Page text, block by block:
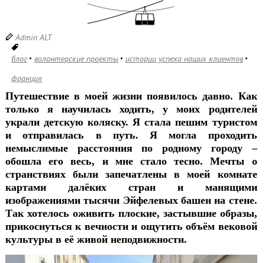
Admin ALT
блог
волонтерские проекты
истории успеха наших клиентов
франция
Путешествие в моей жизни появилось давно. Как
только я научилась ходить, у моих родителей
украли детскую коляску. Я стала пешим туристом
и отправилась в путь. Я могла проходить
немыслимые расстояния по родному городу –
обошла его весь, и мне стало тесно. Мечты о
странствиях были запечатлены в моей комнате
картами далёких стран и манящими
изображениями тысячи Эйфелевых башен на стене.
Так хотелось оживить плоские, застывшие образы,
прикоснуться к вечности и ощутить объём вековой
культуры в её живой неподвижности.